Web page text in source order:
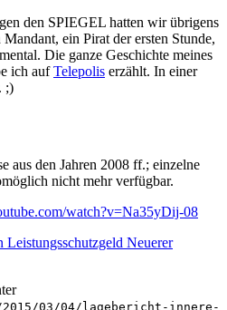
den SPIEGEL hatten wir übrigens
ein Pirat der ersten Stunde,
Die ganze Geschichte meines
ich aufTelepolis erzählt. In einer
;)
aus den Jahren 2008 ff.; einzelne
nicht mehr verfügbar.
watch?v=Na35yDij-08
Leistungsschutzgeld Neuerer
03/04/lagebericht-innere-